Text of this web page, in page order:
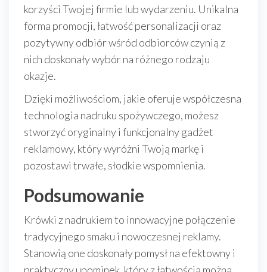
korzyści Twojej firmie lub wydarzeniu. Unikalna
forma promocji, łatwość personalizacji oraz
pozytywny odbiór wśród odbiorców czynią z
nich doskonały wybór na różnego rodzaju
okazje.
Dzięki możliwościom, jakie oferuje współczesna
technologia nadruku spożywczego, możesz
stworzyć oryginalny i funkcjonalny gadżet
reklamowy, który wyróżni Twoją markę i
pozostawi trwałe, słodkie wspomnienia.
Podsumowanie
Krówki z nadrukiem to innowacyjne połączenie
tradycyjnego smaku i nowoczesnej reklamy.
Stanowią one doskonały pomysł na efektowny i